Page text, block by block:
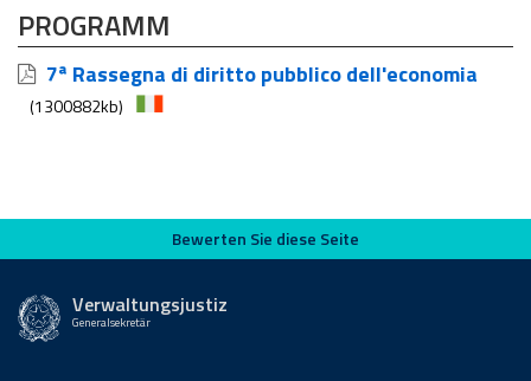
PROGRAMM
7ª Rassegna di diritto pubblico dell'economia
(1300882kb)
Bewerten Sie diese Seite
Bewerten Sie diese Seite
Verwaltungsjustiz
Generalsekretär